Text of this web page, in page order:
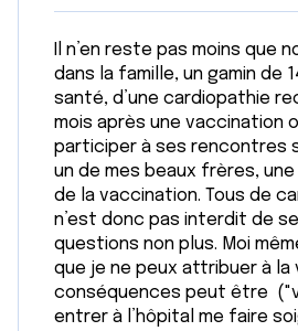
Il n’en reste pas moins que
dans la famille, un gamin de
santé, d’une cardiopathie
mois après une vaccination
participer à ses rencontres
un de mes beaux frères, une
de la vaccination. Tous de
n’est donc pas interdit de
questions non plus. Moi
que je ne peux attribuer à la
conséquences peut être
entrer à l’hôpital me faire